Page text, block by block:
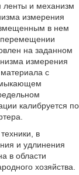
и механизм
измерения
в нем
на заданном
измерения
материала с
калибруется по
в
и удлинения
в области
хозяйства.